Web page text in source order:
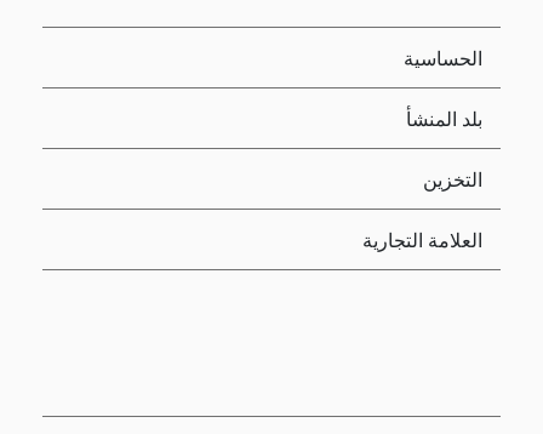
الحساسية
بلد المنشأ
التخزين
العلامة التجارية